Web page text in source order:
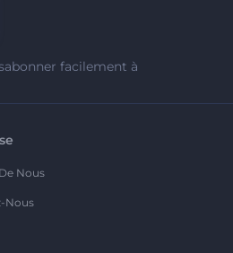
facilement à
Nous
Nous